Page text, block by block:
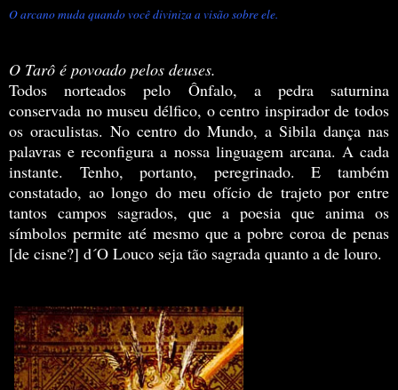
O arcano muda quando você diviniza a visão sobre ele.
O Tarô é povoado pelos deuses.
Todos norteados pelo Ônfalo, a pedra saturnina
conservada no museu délfico, o centro inspirador de todos
os oraculistas. No centro do Mundo, a Sibila dança nas
palavras e reconfigura a nossa linguagem arcana. A cada
instante. Tenho, portanto, peregrinado. E também
constatado, ao longo do meu ofício de trajeto por entre
tantos campos sagrados, que a poesia que anima os
símbolos permite até mesmo que a pobre coroa de penas
[de cisne?] d´O Louco seja tão sagrada quanto a de louro.